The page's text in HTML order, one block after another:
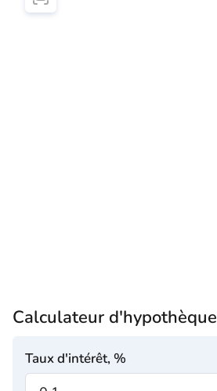
Calculateur d'hypothèque
Taux d'intérêt, %